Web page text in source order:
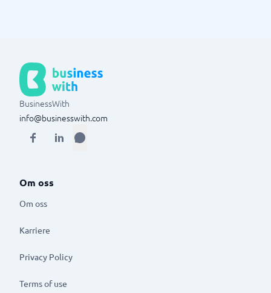
BusinessWith
info@businesswith.com
Om oss
Om oss
Karriere
Privacy Policy
Terms of use